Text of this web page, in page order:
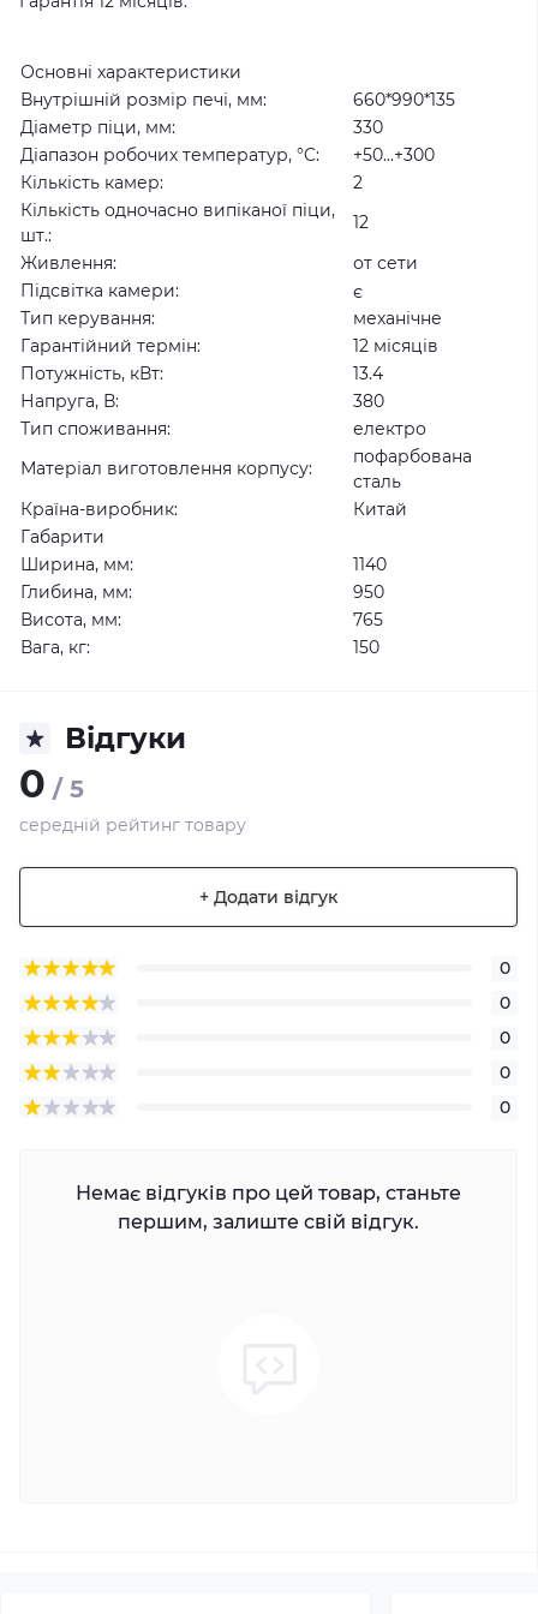
Внутрішній розмір печі, мм:
660*990*135
Діаметр піци, мм:
330
Діапазон робочих температур, °C:
+50...+300
Кількість камер:
2
Кількість одночасно випіканої піци,
шт.:
12
Живлення:
от сети
Підсвітка камери:
є
Тип керування:
механічне
Гарантійний термін:
12 місяців
Основні характеристики
Потужність, кВт:
13.4
Напруга, В:
380
Тип споживання:
електро
Матеріал виготовлення корпусу:
пофарбована
сталь
Країна-виробник:
Китай
Габарити
Ширина, мм:
1140
Глибина, мм:
950
Висота, мм:
765
Вага, кг:
150
Відгуки
0 / 5
середній рейтинг товару
+ Додати відгук
0
0
0
0
0
Немає відгуків про цей товар, станьте
першим, залиште свій відгук.